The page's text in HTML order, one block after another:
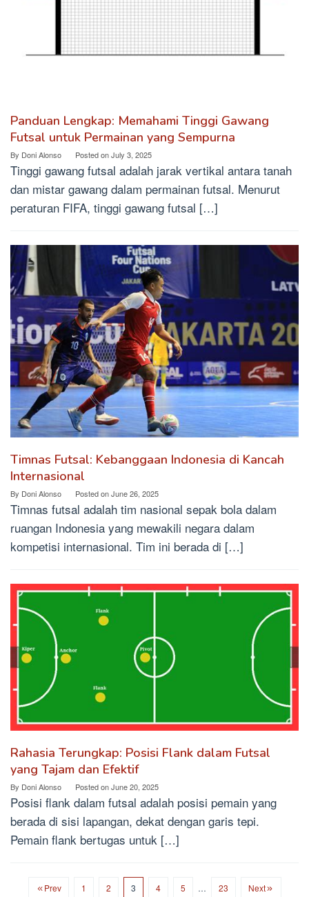
Panduan Lengkap: Memahami Tinggi Gawang
Futsal untuk Permainan yang Sempurna
By Doni Alonso Posted onJuly 3, 2025
Tinggi gawang futsal adalah jarak vertikal antara tanah
dan mistar gawang dalam permainan futsal. Menurut
peraturan FIFA, tinggi gawang futsal […]
Timnas Futsal: Kebanggaan Indonesia di Kancah
Internasional
By Doni Alonso Posted onJune 26, 2025
Timnas futsal adalah tim nasional sepak bola dalam
ruangan Indonesia yang mewakili negara dalam
kompetisi internasional. Tim ini berada di […]
Rahasia Terungkap: Posisi Flank dalam Futsal
yang Tajam dan Efektif
By Doni Alonso Posted onJune 20, 2025
Posisi flank dalam futsal adalah posisi pemain yang
berada di sisi lapangan, dekat dengan garis tepi.
Pemain flank bertugas untuk […]
Prev 1 2 3 4 5 … 23 Next